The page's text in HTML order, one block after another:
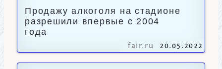
Продажу алкоголя на стадионе
разрешили впервые с 2004
года
fair.ru 20.05.2022